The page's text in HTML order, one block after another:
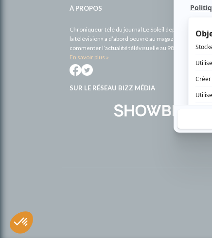
À PROPOS
Chroniqueur télé du journal Le Soleil depuis 2001,
la télévision» a d’abord oeuvré au magazine TV
commenter l’actualité télévisuelle au 98,5.
En savoir plus »
SUR LE RÉSEAU BIZZ MÉDIA